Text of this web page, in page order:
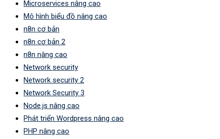
Microservices nâng cao
Mô hình biểu đồ nâng cao
n8n cơ bản
n8n cơ bản 2
n8n nâng cao
Network security
Network security 2
Network Security 3
Node.js nâng cao
Phát triển Wordpress nâng cao
PHP nâng cao